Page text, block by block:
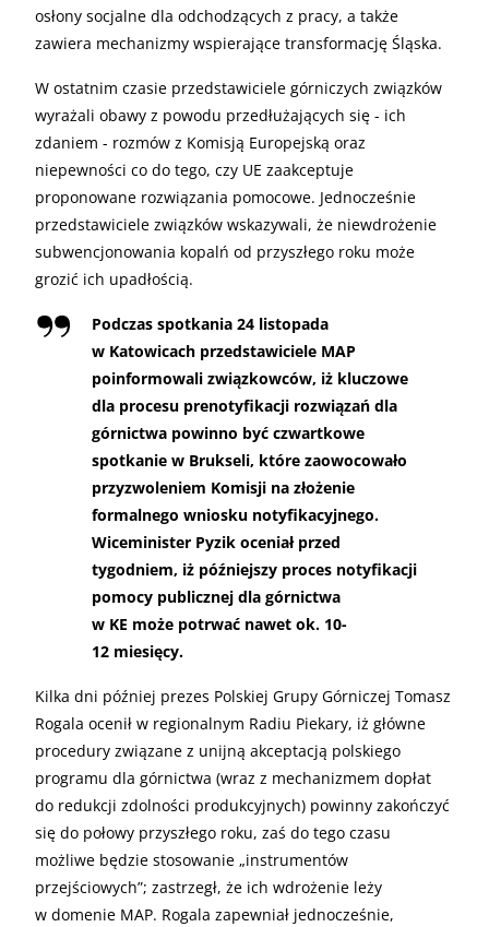
osłony socjalne dla odchodzących z pracy, a także
zawiera mechanizmy wspierające transformację Śląska.
W ostatnim czasie przedstawiciele górniczych związków
wyrażali obawy z powodu przedłużających się - ich
zdaniem - rozmów z Komisją Europejską oraz
niepewności co do tego, czy UE zaakceptuje
proponowane rozwiązania pomocowe. Jednocześnie
przedstawiciele związków wskazywali, że niewdrożenie
subwencjonowania kopalń od przyszłego roku może
grozić ich upadłością.
Podczas spotkania 24 listopada
w Katowicach przedstawiciele MAP
poinformowali związkowców, iż kluczowe
dla procesu prenotyfikacji rozwiązań dla
górnictwa powinno być czwartkowe
spotkanie w Brukseli, które zaowocowało
przyzwoleniem Komisji na złożenie
formalnego wniosku notyfikacyjnego.
Wiceminister Pyzik oceniał przed
tygodniem, iż późniejszy proces notyfikacji
pomocy publicznej dla górnictwa
w KE może potrwać nawet ok. 10-
12 miesięcy.
Kilka dni później prezes Polskiej Grupy Górniczej Tomasz
Rogala ocenił w regionalnym Radiu Piekary, iż główne
procedury związane z unijną akceptacją polskiego
programu dla górnictwa (wraz z mechanizmem dopłat
do redukcji zdolności produkcyjnych) powinny zakończyć
się do połowy przyszłego roku, zaś do tego czasu
możliwe będzie stosowanie „instrumentów
przejściowych”; zastrzegł, że ich wdrożenie leży
w domenie MAP. Rogala zapewniał jednocześnie,